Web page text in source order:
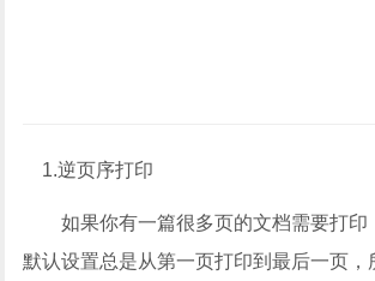
1.逆页序打印
如果你有一篇很多页的文档需要打印
默认设置总是从第一页打印到最后一页，